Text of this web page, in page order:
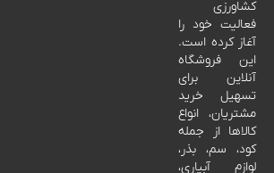
کشاورزی
فعالیت خود را
آغاز کرده است.
این فروشگاه
آنلاین برای
تسهیل خرید
مشتریان، انواع
کالاها از جمله
کود، سم، بذر،
لوازم آبیاری،